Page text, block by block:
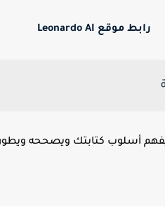
رابط موقع Leonardo AI
أسلوب كتابتك ويصححه ويطوره